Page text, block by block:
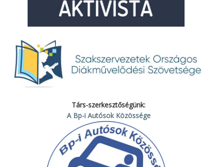
Társ-szerkesztőségünk:
A Bp-i Autósok Közössége